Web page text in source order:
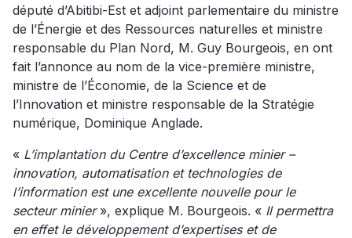
député d’Abitibi-Est et adjoint parlementaire du ministre
de l’Énergie et des Ressources naturelles et ministre
responsable du Plan Nord, M. Guy Bourgeois, en ont
fait l’annonce au nom de la vice-première ministre,
ministre de l’Économie, de la Science et de
l’Innovation et ministre responsable de la Stratégie
numérique, Dominique Anglade.
« L’implantation du Centre d’excellence minier –
innovation, automatisation et technologies de
l’information est une excellente nouvelle pour le
secteur minier», explique M. Bourgeois. « Il permettra
en effet le développement d’expertises et de